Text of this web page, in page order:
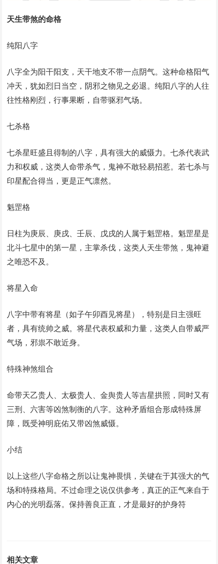
天生带煞的命格
纯阳八字
八字全为阳干阳支，天干地支不带一点阴气。这种命格阳气
冲天，犹如烈日当空，阴邪之物见之必退。纯阳八字的人往
往性格刚烈，行事果断，自带驱邪气场。
七杀格
七杀星旺盛且得制的八字，具有强大的威慑力。七杀代表武
力和权威，这类人命带杀气，鬼神不敢轻易招惹。若七杀与
印星配合得当，更是正气凛然。
魁罡格
日柱为庚辰、庚戌、壬辰、戊戌的人属于魁罡格。魁罡星是
北斗七星中的第一星，主掌杀伐，这类人天生带煞，鬼神避
之唯恐不及。
将星入命
八字中带有将星（如子午卯酉见将星），特别是日主强旺
者，具有统帅之威。将星代表权威和力量，这类人自带威严
气场，邪祟不敢近身。
特殊神煞组合
命带天乙贵人、太极贵人、金舆贵人等吉星拱照，同时又有
三刑、六害等凶煞制衡的八字。这种矛盾组合形成特殊屏
障，既受神明庇佑又带凶煞威慑。
小结
以上这些八字命格之所以让鬼神畏惧，关键在于其强大的气
场和特殊格局。不过命理之说仅供参考，真正的正气来自于
内心的光明磊落。保持善良正直，才是最好的护身符
相关文章